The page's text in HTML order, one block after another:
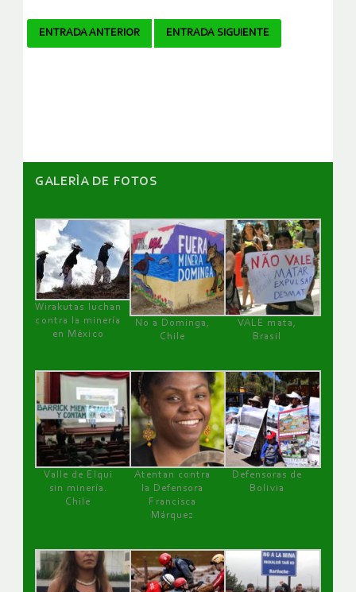
Navegador
ENTRADA ANTERIOR ENTRADA SIGUIENTE
GALERÌA DE FOTOS
Wirakutas luchan
contra la minería
en México
No a Dominga,
Chile
VALE mata,
Brasil
Valle de Elqui
sin minería.
Chile
Atentan contra
la Defensora
Francisca
Márquez
Defensoras de
Bolivia